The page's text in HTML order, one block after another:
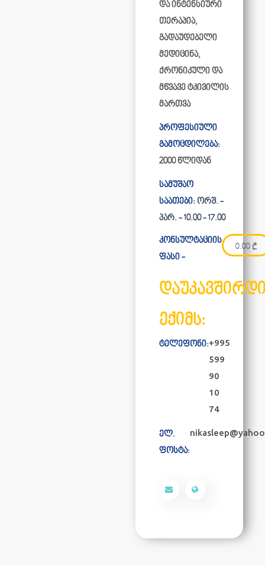
და ინტენსიური
თერაპია,
გადაუდებელი
მედიცინა,
ქრონიკული და
მწვავე ტკივილის
მართვა
პროფესიული
გამოცდილება:
2000 წლიდან
სამუშაო
საათები: ორშ. -
პარ. - 10.00 - 17.00
კონსულტაციის
ფასი -
0.00 ₾
ექიმს:
ტელეფონი:+995
599
90
10
74
ელ.
ფოსტა: